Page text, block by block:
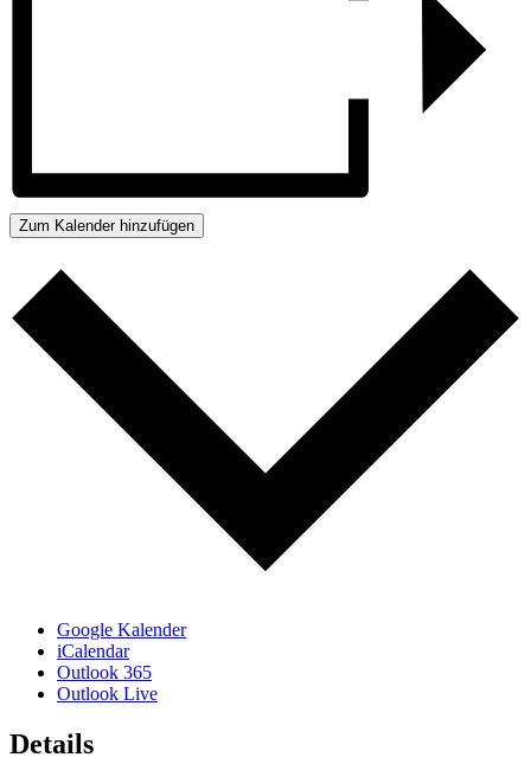
Zum Kalender hinzufügen
Google Kalender
iCalendar
Outlook 365
Outlook Live
Details